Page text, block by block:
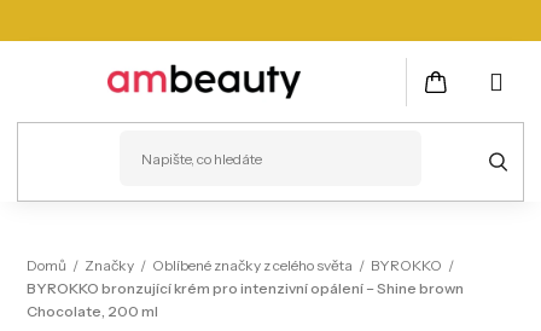
na
NÁKUPNÍ
KOŠÍK
VLASY
Domů / Značky / Oblíbené značky z celého světa / BYROKKO /
BYROKKO bronzující krém pro intenzivní opálení – Shine brown
Chocolate, 200 ml